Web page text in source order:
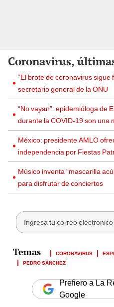
Coronavirus,
“El brote de coronavirus sigue
secretario general de la ONU
“No vayan”: epidemióloga de
durante la COVID-19 son una
México: presidente AMLO
independencia por Fiestas
Músico inventa “mascarilla
para disfrutar de conciertos
CORONAVIRUS
PEDRO SÁNCHEZ
Prefiero a La
Google